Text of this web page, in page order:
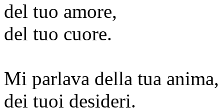
del tuo amore,
del tuo cuore.
Mi parlava della tua anima,
dei tuoi desideri.